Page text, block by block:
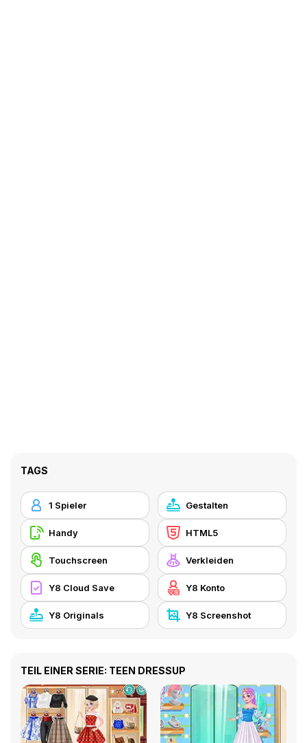
TAGS
1 Spieler Gestalten
Handy HTML5
Touchscreen Verkleiden
Y8 Cloud Save Y8 Konto
Y8 Originals Y8 Screenshot
TEIL EINER SERIE: TEEN DRESSUP